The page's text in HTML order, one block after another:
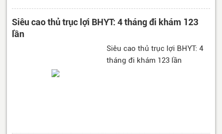
Siêu cao thủ trục lợi BHYT: 4 tháng đi khám 123
lần
Siêu cao thủ trục lợi BHYT: 4
tháng đi khám 123 lần